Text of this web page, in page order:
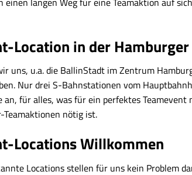
Location in der
uns, u.a. die BallinStadt im Zentrum
Nur drei S-Bahnstationen vom
an, für alles, was für ein perfektes
Teamaktionen nötig ist.
Locations Willkommen
Locations stellen für uns kein Problem